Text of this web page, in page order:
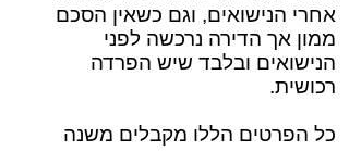
אחרי הנישואים, וגם כשאין הסכם
ממון אך הדירה נרכשה לפני
הנישואים ובלבד שיש הפרדה
רכושית.
כל הפרטים הללו מקבלים משנה